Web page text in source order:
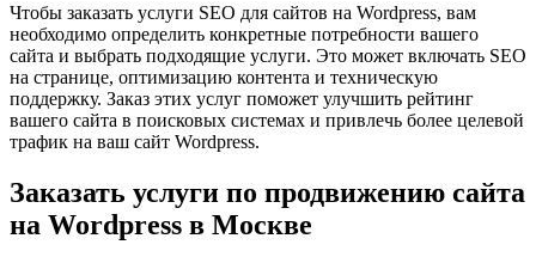
Чтобы заказать услуги SEO для сайтов на Wordpress, вам
необходимо определить конкретные потребности вашего
сайта и выбрать подходящие услуги. Это может включать SEO
на странице, оптимизацию контента и техническую
поддержку. Заказ этих услуг поможет улучшить рейтинг
вашего сайта в поисковых системах и привлечь более целевой
трафик на ваш сайт Wordpress.
Заказать услуги по продвижению сайта
на Wordpress в Москве